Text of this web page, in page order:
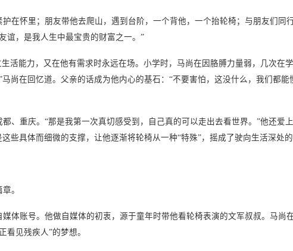
怀里；朋友带他去爬山，遇到台阶，一个背他，一个抬轮椅；与朋友们同
，是我人生中最宝贵的财富之一。”
能力，又在他有需求时永远在场。小学时，马尚在因胳膊力量弱，几次在
尚在回忆道。父亲的话成为他内心的基石：“不要害怕，这没什么，我们都能
、重庆。“那是我第一次真切感受到，自己真的可以走出去看世界。”他还爱上
些具体而细微的支撑，让他逐渐将轮椅从一种“特殊”，摇成了驶向生活深处的
。
账号。他做自媒体的初衷，源于童年时带他看轮椅表演的文军叔叔。马尚
看见残疾人”的梦想。